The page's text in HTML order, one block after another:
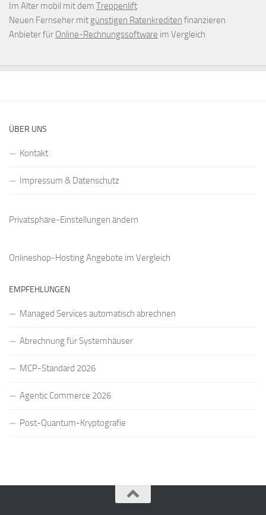
Im Alter mobil mit dem Treppenlift
Neuen Fernseher mit günstigen Ratenkrediten finanzieren
Anbieter für Online-Rechnungssoftware im Vergleich
ÜBER UNS
Kontakt
Impressum & Datenschutz
Privatsphäre-Einstellungen ändern
Onlineshop-Hosting Angebote im Vergleich
EMPFEHLUNGEN
Managed Services automatisch abrechnen
Abrechnung für Systemhäuser
MCP-Standard 2026
Agentic Commerce 2026
Post-Quantum-Kryptografie